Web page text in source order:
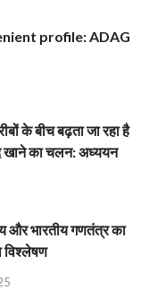
profile: ADAG
के बीच बढ़ता जा रहा है
खाने का चलन: अध्ययन
और भारतीय गणतंत्र का
विश्लेषण